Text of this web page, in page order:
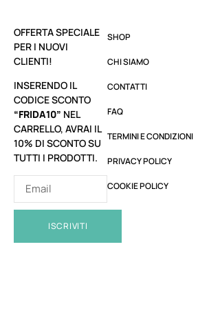
OFFERTA SPECIALE
PER I NUOVI
CLIENTI!
INSERENDO IL
CODICE SCONTO
“FRIDA10” NEL
CARRELLO, AVRAI IL
10% DI SCONTO SU
TUTTI I PRODOTTI.
ISCRIVITI
SHOP
CHI SIAMO
CONTATTI
FAQ
TERMINI E CONDIZIONI
PRIVACY POLICY
COOKIE POLICY